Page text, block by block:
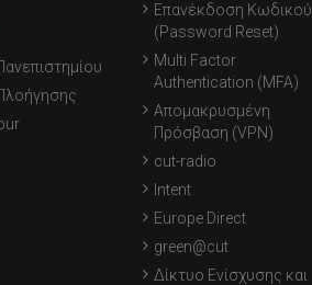
Επανέκδοση Κωδικού
(Password Reset)
Multi Factor
Authentication (MFA)
Απομακρυσμένη
Πρόσβαση (VPN)
cut-radio
Intent
Europe Direct
green@cut
Δίκτυο Ενίσχυσης και